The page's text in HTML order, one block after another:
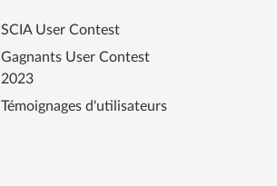
SCIA User Contest
Gagnants User Contest
2023
Témoignages d'utilisateurs